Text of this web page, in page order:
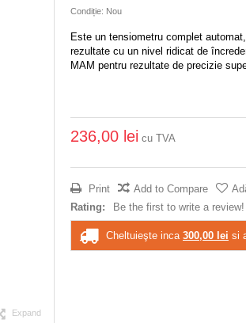
Expand
Condiție: Nou
Este un tensiometru complet
rezultate cu un nivel ridicat de
MAM pentru rezultate de precizie
236,00 lei cu TVA
Print Add to Compare
Rating:
Be the first to write a review!
Cheltuieşte inca 300,00 lei si